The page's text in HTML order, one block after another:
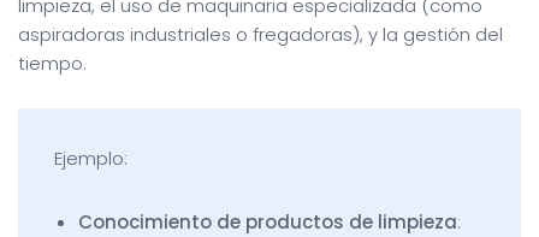
limpieza, el uso de maquinaria especializada (como
aspiradoras industriales o fregadoras), y la gestión del
tiempo.
Ejemplo:
Conocimiento de productos de limpieza: